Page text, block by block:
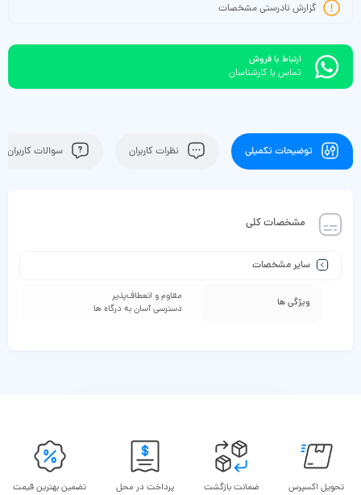
گزارش نادرستی مشخصات
ارتباط با فروش
تماس با کارشناسان
توضیحات تکمیلی نظرات کاربران سوالات کاربران
مشخصات کلی
سایر مشخصات
ویژگی ها
مقاوم و انعطاف‌پذیر
دسترسی آسان به درگاه ها
تحویل اکسپرس ضمانت بازگشت پرداخت در محل تضمین بهترین قیمت